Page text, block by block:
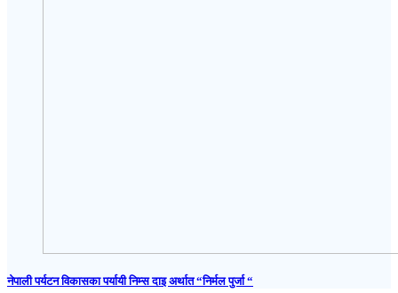
नेपाली पर्यटन विकासका पर्यायी निम्स दाइ अर्थात “निर्मल पुर्जा “